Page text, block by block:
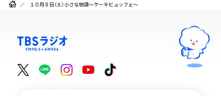
１０月８日（土）小さな物語～ケーキビュッフェ～